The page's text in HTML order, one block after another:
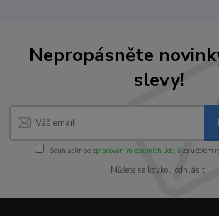
Nepropásněte
slevy!
Souhlasím se zpracováním osobních údajůza účelem
Můžete se kdykoli odhlásit.